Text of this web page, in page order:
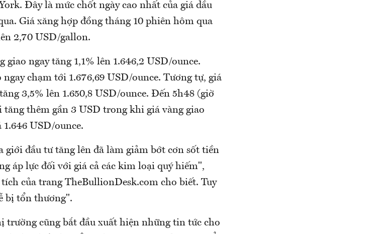
Đây là mức chốt ngày cao nhất của giá dầu
Giá xăng hợp đồng tháng 10 phiên hôm qua
2,70 USD/gallon.
ngay tăng 1,1% lên 1.646,2 USD/ounce.
chạm tới 1.676,69 USD/ounce. Tương tự, giá
3,5% lên 1.650,8 USD/ounce. Đến 5h48 (giờ
thêm gần 3 USD trong khi giá vàng giao
1.646 USD/ounce.
giới đầu tư tăng lên đã làm giảm bớt cơn sốt tiền
áp lực đối với giá cả các kim loại quý hiếm",
của trang TheBullionDesk.com cho biết. Tuy
bị tổn thương".
trường cũng bắt đầu xuất hiện những tin tức cho